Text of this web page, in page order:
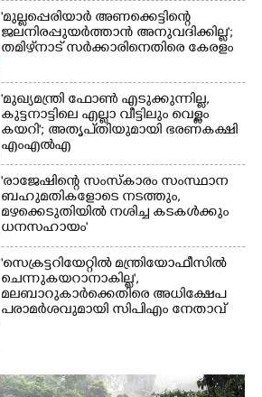
'മുല്ലപ്പെരിയാർ അണക്കെട്ടിന്റെ
ജലനിരപ്പുയർത്താൻ അനുവദിക്കില്ല';
തമിഴ്‌നാട് സർക്കാരിനെതിരെ കേരളം
'മുഖ്യമന്ത്രി ഫോൺ എടുക്കുന്നില്ല,
കുട്ടനാട്ടിലെ എല്ലാ വീട്ടിലും വെള്ളം
കയറി'; അതൃപ്‌തിയുമായി ഭരണകക്ഷി
എംഎൽഎ
'രാജേഷിന്റെ സംസ്കാരം സംസ്ഥാന
ബഹുമതികളോടെ നടത്തും,
മഴക്കെടുതിയിൽ നശിച്ച കടകൾക്കും
ധനസഹായം'
'സെക്രട്ടറിയേറ്റിൽ മന്ത്രിയോഫീസിൽ
ചെന്നുകയറാനാകില്ല',
മലബാറുകാർക്കെതിരെ അധിക്ഷേപ
പരാമർശവുമായി സിപിഎം നേതാവ്‌